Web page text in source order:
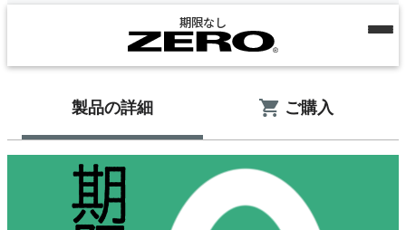
期限なし
高コスパ、2,970円から
スーパーセキュリティ
多機能、防御力No.1
目的・用途別の
製品の詳細 ご購入